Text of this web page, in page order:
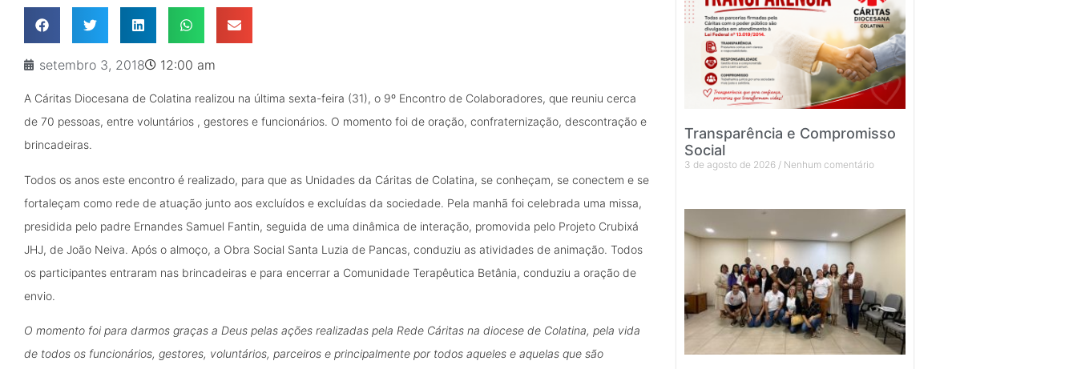
setembro 3, 2018 12:00 am
A Cáritas Diocesana de Colatina realizou na última sexta-feira (31), o 9º Encontro de Colaboradores, que reuniu cerca
de 70 pessoas, entre voluntários , gestores e funcionários. O momento foi de oração, confraternização, descontração e
brincadeiras.
Todos os anos este encontro é realizado, para que as Unidades da Cáritas de Colatina, se conheçam, se conectem e se
fortaleçam como rede de atuação junto aos excluídos e excluídas da sociedade. Pela manhã foi celebrada uma missa,
presidida pelo padre Ernandes Samuel Fantin, seguida de uma dinâmica de interação, promovida pelo Projeto Crubixá
JHJ, de João Neiva. Após o almoço, a Obra Social Santa Luzia de Pancas, conduziu as atividades de animação. Todos
os participantes entraram nas brincadeiras e para encerrar a Comunidade Terapêutica Betânia, conduziu a oração de
envio.
O momento foi para darmos graças a Deus pelas ações realizadas pela Rede Cáritas na diocese de Colatina, pela vida
de todos os funcionários, gestores, voluntários, parceiros e principalmente por todos aqueles e aquelas que são
Transparência e Compromisso
Social
3 de agosto de 2026 Nenhum comentário